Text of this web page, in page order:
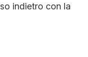
indietro con la